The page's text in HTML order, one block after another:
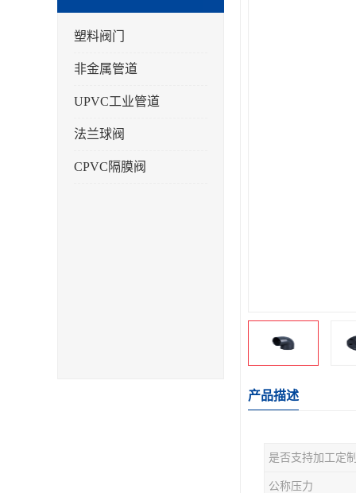
塑料阀门
非金属管道
UPVC工业管道
法兰球阀
CPVC隔膜阀
产品描述
是否支持加工定制
公称压力